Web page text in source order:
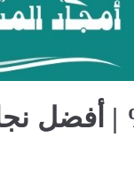
غرف نوم بالمدينة المنورة خصم 20% |